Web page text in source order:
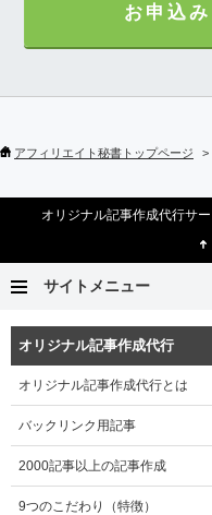
お申込
アフィリエイト秘書トップページ
オリジナル記事作成代行サ
サイトメニュー
オリジナル記事作成代行
オリジナル記事作成代行とは
バックリンク用記事
2000記事以上の記事作成
9つのこだわり（特徴）